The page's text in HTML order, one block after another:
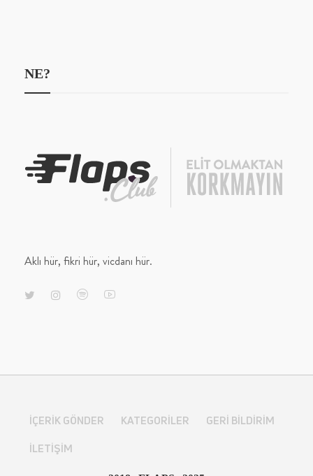
NE?
Aklı hür, fikri hür, vicdanı hür.
İÇERIK GÖNDER KATEGORILER
GERI BILDIRIM
İLETIŞIM